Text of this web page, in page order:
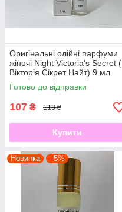
Оригінальні олійні парфуми
жіночі Night Victoria's Secret (
Вікторія Сікрет Найт) 9 мл
Готово до відправки
107 ₴ 113 ₴
Купити
Новинка –5%